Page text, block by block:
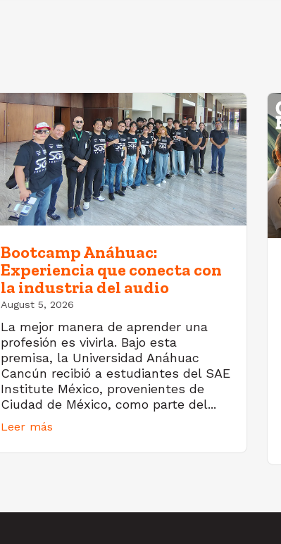
Bootcamp Anáhuac:
Experiencia que conecta con
la industria del audio
August 5, 2026
La mejor manera de aprender una
profesión es vivirla. Bajo esta
premisa, la Universidad Anáhuac
Cancún recibió a estudiantes del SAE
Institute México, provenientes de
Ciudad de México, como parte del...
Leer más